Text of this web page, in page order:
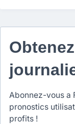
Abonnez-vous a
pronostics
profits !